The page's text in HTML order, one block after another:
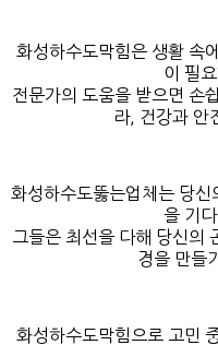
화성하수도막힘은 생활 속
이 필
전문가의 도움을 받으면 손
라, 건강과 안
화성하수도뚫는업체는 당
을 기
그들은 최선을 다해 당신의
경을 만들
화성하수도막힘으로 고민